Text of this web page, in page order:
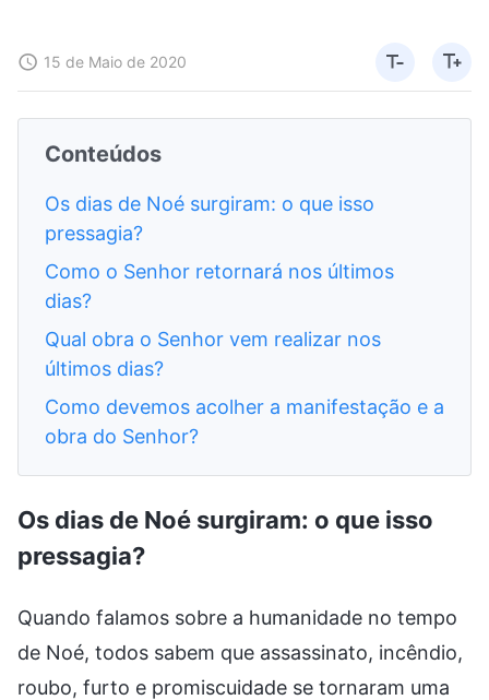
15 de Maio de 2020
Conteúdos
Os dias de Noé surgiram: o que isso
pressagia?
Como o Senhor retornará nos últimos
dias?
Qual obra o Senhor vem realizar nos
últimos dias?
Como devemos acolher a manifestação e a
obra do Senhor?
Os dias de Noé surgiram: o que isso
pressagia?
Quando falamos sobre a humanidade no tempo
de Noé, todos sabem que assassinato, incêndio,
roubo, furto e promiscuidade se tornaram uma